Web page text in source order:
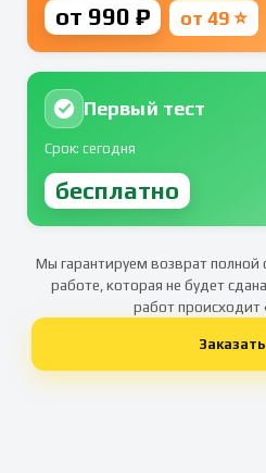
от 990 ₽ от 49 ⭐
Первый тест
Срок: сегодня
бесплатно
Мы гарантируем возврат полной
работе, которая не будет
работ происходит
Заказать